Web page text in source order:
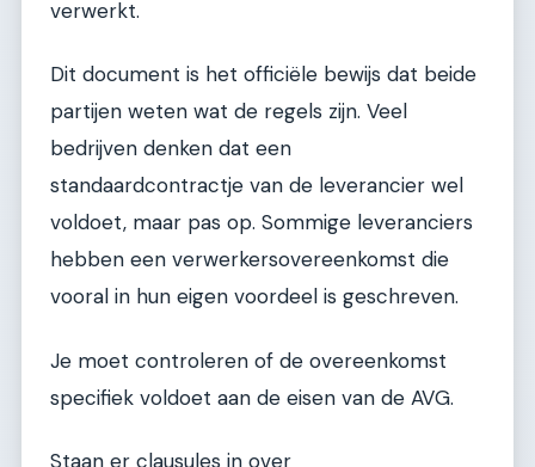
verwerkt.
Dit document is het officiële bewijs dat beide
partijen weten wat de regels zijn. Veel
bedrijven denken dat een
standaardcontractje van de leverancier wel
voldoet, maar pas op. Sommige leveranciers
hebben een verwerkersovereenkomst die
vooral in hun eigen voordeel is geschreven.
Je moet controleren of de overeenkomst
specifiek voldoet aan de eisen van de AVG.
Staan er clausules in over